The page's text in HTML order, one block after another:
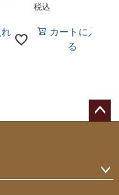
税込
カートに入れ
る